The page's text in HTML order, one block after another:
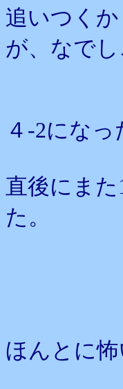
追いつく
が、なでし
４-2にな
直後にま
た。
ほんとに